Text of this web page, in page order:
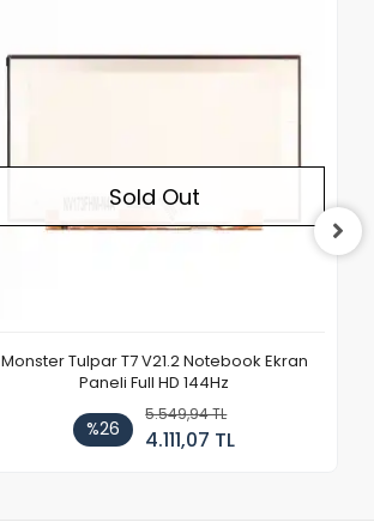
Sold Out
Monster Tulpar T7 V21.2 Notebook Ekran
Paneli Full HD 144Hz
%26
5.549,94 TL
4.111,07 TL